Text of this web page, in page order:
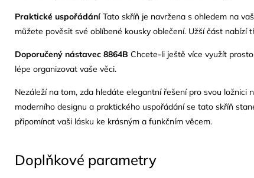
Praktické uspořádáníTato skříň je navržena s ohledem na
můžete pověsit své oblíbené kousky oblečení. Užší část
Doporučený nástavec 8864B Chcete-li ještě více využít
lépe organizovat vaše věci.
Nezáleží na tom, zda hledáte elegantní řešení pro svou ložnici
moderního designu a praktického uspořádání se tato skříň
připomínat vaši lásku ke krásným a funkčním věcem.
Doplňkové parametry